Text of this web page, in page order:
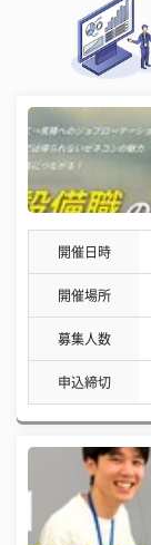
開催日時
開催場所
募集人数
申込締切